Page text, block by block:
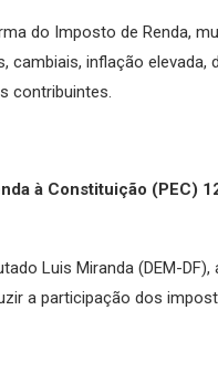
do Imposto de Renda,
cambiais, inflação
contribuintes.
à Constituição (PEC)
Luis Miranda (DEM-
a participação dos